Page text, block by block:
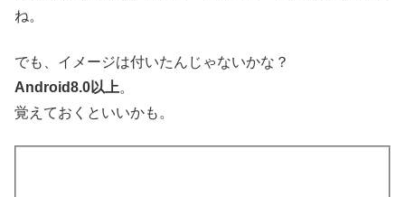
ね。
でも、イメージは付いたんじゃないかな？
Android8.0以上。
覚えておくといいかも。